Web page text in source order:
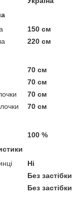
150 см
220 см
70 см
70 см
70 см
70 см
100 %
Ні
Без застібки
Без застібки